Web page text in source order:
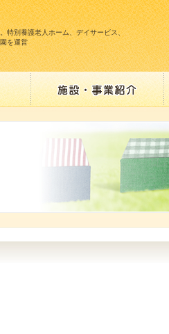
特別養護老人ホーム、デイサービス、
を運営